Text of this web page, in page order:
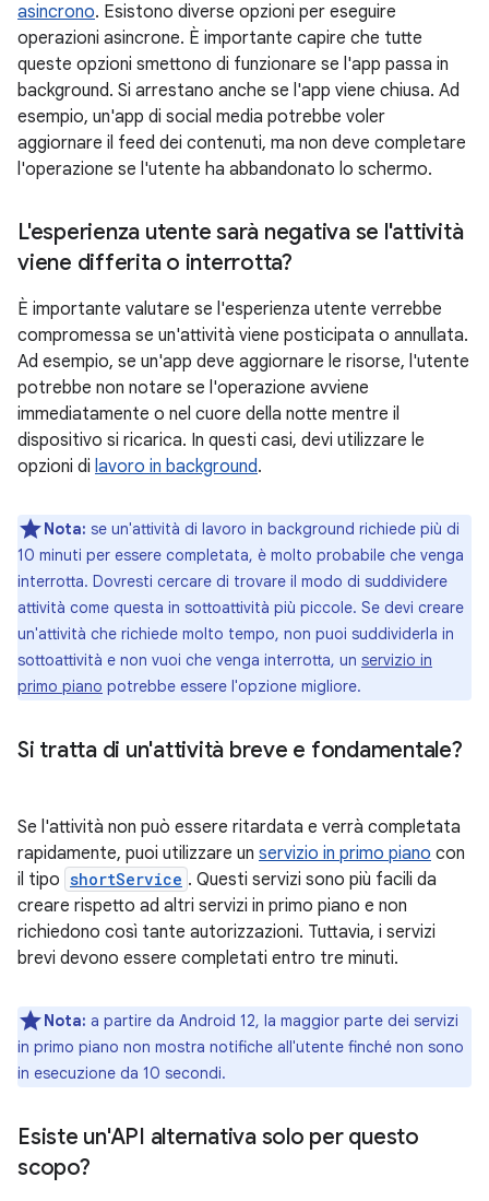
asincrono. Esistono diverse opzioni per eseguire
operazioni asincrone. È importante capire che tutte
queste opzioni smettono di funzionare se l'app passa in
background. Si arrestano anche se l'app viene chiusa. Ad
esempio, un'app di social media potrebbe voler
aggiornare il feed dei contenuti, ma non deve completare
l'operazione se l'utente ha abbandonato lo schermo.
L'esperienza utente sarà negativa se l'attività
viene differita o interrotta?
È importante valutare se l'esperienza utente verrebbe
compromessa se un'attività viene posticipata o annullata.
Ad esempio, se un'app deve aggiornare le risorse, l'utente
potrebbe non notare se l'operazione avviene
immediatamente o nel cuore della notte mentre il
dispositivo si ricarica. In questi casi, devi utilizzare le
opzioni di lavoro in background.
Nota: se un'attività di lavoro in background richiede più di
10 minuti per essere completata, è molto probabile che venga
interrotta. Dovresti cercare di trovare il modo di suddividere
attività come questa in sottoattività più piccole. Se devi creare
un'attività che richiede molto tempo, non puoi suddividerla in
sottoattività e non vuoi che venga interrotta, un servizio in
primo piano potrebbe essere l'opzione migliore.
Si tratta di un'attività breve e fondamentale?
Se l'attività non può essere ritardata e verrà completata
rapidamente, puoi utilizzare un servizio in primo piano con
il tipo shortService . Questi servizi sono più facili da
creare rispetto ad altri servizi in primo piano e non
richiedono così tante autorizzazioni. Tuttavia, i servizi
brevi devono essere completati entro tre minuti.
Nota: a partire da Android 12, la maggior parte dei servizi
in primo piano non mostra notifiche all'utente finché non sono
in esecuzione da 10 secondi.
Esiste un'API alternativa solo per questo
scopo?